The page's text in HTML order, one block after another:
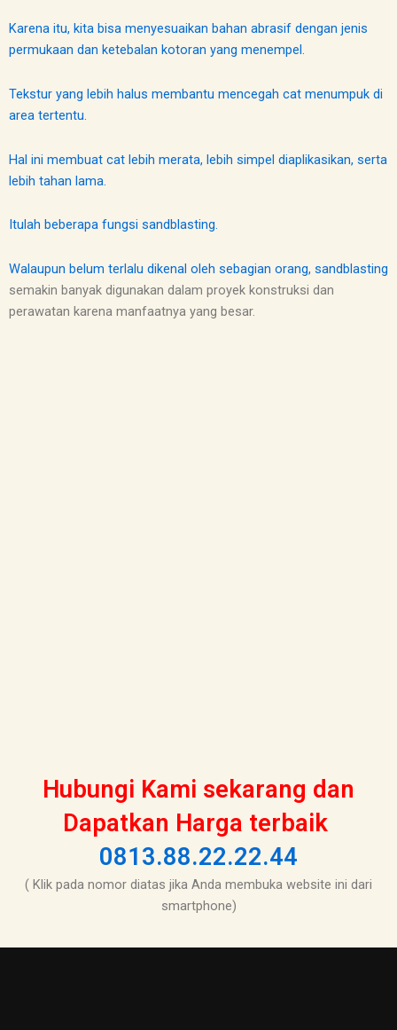
Karena itu, kita bisa menyesuaikan bahan abrasif dengan jenis
permukaan dan ketebalan kotoran yang menempel.
Tekstur yang lebih halus membantu mencegah cat menumpuk di
area tertentu.
Hal ini membuat cat lebih merata, lebih simpel diaplikasikan, serta
lebih tahan lama.
Itulah beberapa fungsi sandblasting.
Walaupun belum terlalu dikenal oleh sebagian orang, sandblasting
semakin banyak digunakan dalam proyek konstruksi dan
perawatan karena manfaatnya yang besar.
Hubungi Kami sekarang dan
Dapatkan Harga terbaik
0813.88.22.22.44
( Klik pada nomor diatas jika Anda membuka website ini dari
smartphone)